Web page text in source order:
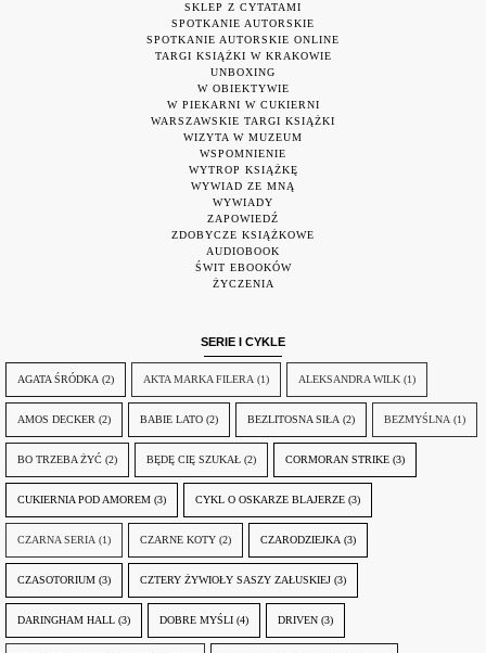
SKLEP Z CYTATAMI
SPOTKANIE AUTORSKIE
SPOTKANIE AUTORSKIE ONLINE
TARGI KSIĄŻKI W KRAKOWIE
UNBOXING
W OBIEKTYWIE
W PIEKARNI W CUKIERNI
WARSZAWSKIE TARGI KSIĄŻKI
WIZYTA W MUZEUM
WSPOMNIENIE
WYTROP KSIĄŻKĘ
WYWIAD ZE MNĄ
WYWIADY
ZAPOWIEDŹ
ZDOBYCZE KSIĄŻKOWE
AUDIOBOOK
ŚWIT EBOOKÓW
ŻYCZENIA
SERIE I CYKLE
AGATA ŚRÓDKA (2) AKTA MARKA FILERA (1) ALEKSANDRA WILK (1)
AMOS DECKER (2) BABIE LATO (2) BEZLITOSNA SIŁA (2) BEZMYŚLNA (1)
BO TRZEBA ŻYĆ (2) BĘDĘ CIĘ SZUKAŁ (2) CORMORAN STRIKE (3)
CUKIERNIA POD AMOREM (3) CYKL O OSKARZE BLAJERZE (3)
CZARNA SERIA (1) CZARNE KOTY (2) CZARODZIEJKA (3)
CZASOTORIUM (3) CZTERY ŻYWIOŁY SASZY ZAŁUSKIEJ (3)
DARINGHAM HALL (3) DOBRE MYŚLI (4) DRIVEN (3)